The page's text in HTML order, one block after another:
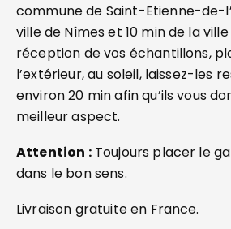
commune de Saint-Etienne-de-
ville de Nîmes et 10 min de la ville
réception de vos échantillons,
l’extérieur, au soleil, laissez-les
environ 20 min afin qu’ils vous
meilleur aspect.
Attention :Toujours placer le
dans le bon sens.
Livraison gratuite en France.